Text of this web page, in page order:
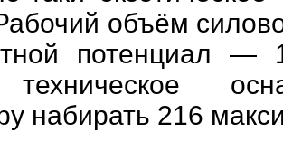
объём
потенциал —
набирать 216